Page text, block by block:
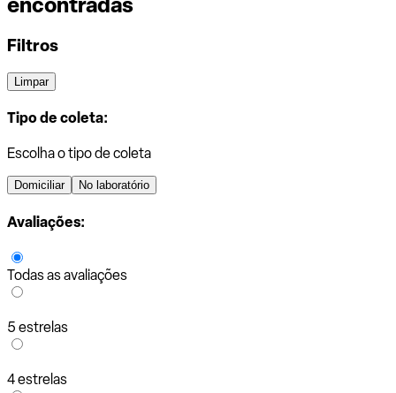
Filtros
Limpar
Tipo de coleta:
Escolha o tipo de coleta
Domiciliar No laboratório
Avaliações:
Todas as avaliações
5 estrelas
4 estrelas